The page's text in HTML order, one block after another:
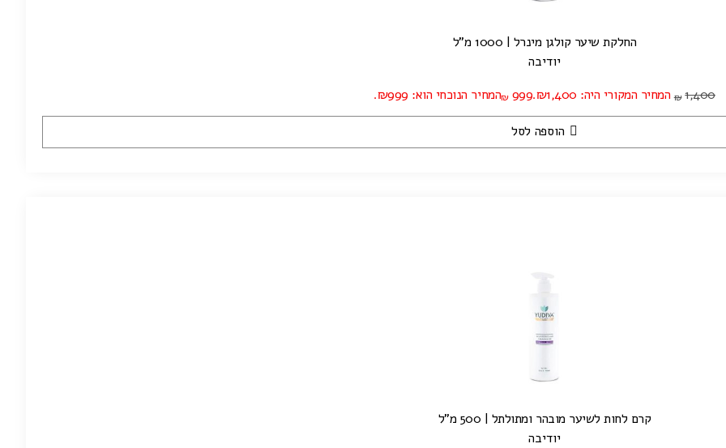
החלקת שיער קולגן מינרל | 1000 מ”ל
יודיבה
₪ 1,400 המחיר המקורי היה: ₪1,400. ₪ 999 המחיר הנוכחי הוא: ₪999.
הוספה לסל
קרם לחות לשיער מובהר ומתולתל | 500 מ"ל
יודיבה